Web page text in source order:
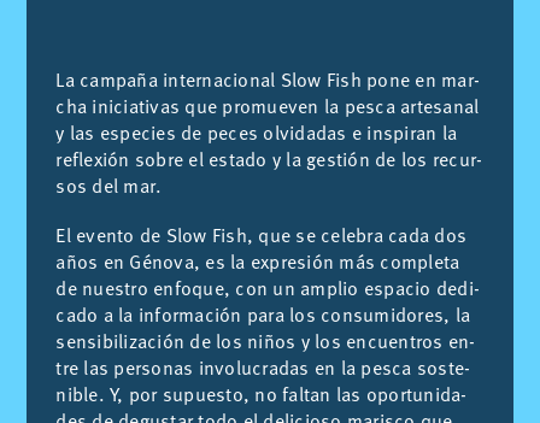
La cam­pa­ña in­ter­na­cio­nal Slow Fish pone en mar­
cha ini­cia­ti­vas que pro­mue­ven la pes­ca ar­te­sa­nal
y las es­pe­cies de pe­ces ol­vi­da­das e ins­pi­ran la
re­fle­xión so­bre el es­ta­do y la ges­tión de los re­cur­
sos del mar.
El even­to de Slow Fish, que se ce­le­bra cada dos
años en Gé­no­va, es la ex­pre­sión más com­ple­ta
de nues­tro en­fo­que, con un am­plio es­pa­cio de­di­
ca­do a la in­for­ma­ción para los con­su­mi­do­res, la
sen­si­bi­li­za­ción de los ni­ños y los en­cuen­tros en­
tre las per­so­nas in­vo­lu­cra­das en la pes­ca sos­te­
ni­ble. Y, por su­pues­to, no fal­tan las opor­tu­ni­da­